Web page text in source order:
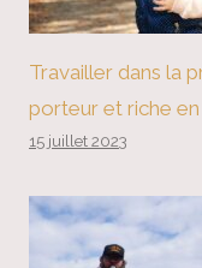
Travailler dans la
porteur et riche
15 juillet 2023